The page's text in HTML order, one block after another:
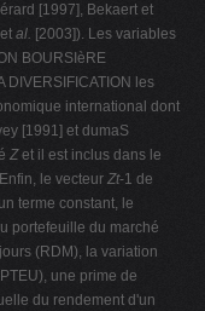
[1997], Bekaert et
al. [2003]). Les variables
BOURSIèRE
DIVERSIFICATION les
international dont
[1991] et dumaS
Zet il est inclus dans le
le vecteur Zt-1 de
terme constant, le
portefeuille du marché
(RDM), la variation
une prime de
du rendement d'un